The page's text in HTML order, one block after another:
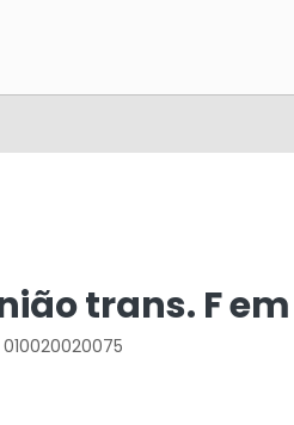
trans. F em
010020020075